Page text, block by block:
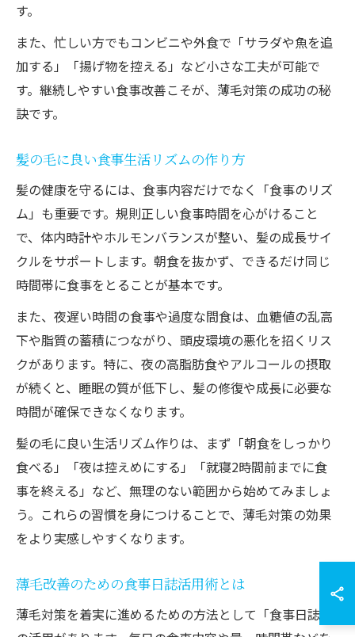
す。
また、忙しい方でもコンビニや外食で「サラダや魚を追
加する」「揚げ物を控える」など小さな工夫が可能で
す。継続しやすい食事改善こそが、薄毛対策の成功の秘
訣です。
髪の毛に良い食事生活リズムの作り方
髪の健康を守るには、食事内容だけでなく「食事のリズ
ム」も重要です。規則正しい食事時間を心がけること
で、体内時計やホルモンバランスが整い、髪の成長サイ
クルをサポートします。朝食を抜かず、できるだけ同じ
時間帯に食事をとることが基本です。
また、夜遅い時間の食事や過度な間食は、血糖値の乱高
下や脂質の蓄積につながり、頭皮環境の悪化を招くリス
クがあります。特に、夜の高脂肪食やアルコールの摂取
が続くと、睡眠の質が低下し、髪の修復や成長に必要な
時間が確保できなくなります。
髪の毛に良い生活リズム作りは、まず「朝食をしっかり
食べる」「夜は控えめにする」「就寝2時間前までに食
事を終える」など、無理のない範囲から始めてみましょ
う。これらの習慣を身につけることで、薄毛対策の効果
をより実感しやすくなります。
薄毛改善のための食事日誌活用術とは
薄毛対策を着実に進めるための方法として「食事日誌」